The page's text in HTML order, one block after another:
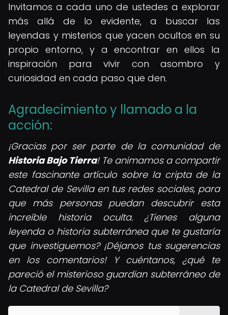
Invitamos a cada uno de ustedes a explorar
más allá de lo evidente, a buscar las
leyendas y misterios que yacen ocultos en su
propio entorno, y a encontrar en ellos la
inspiración para vivir con asombro y
curiosidad en cada paso que den.
Agradecimiento y llamado a la
acción:
¡Gracias por ser parte de la comunidad de
Historia Bajo Tierra! Te animamos a compartir
este fascinante artículo sobre la cripta de la
Catedral de Sevilla en tus redes sociales, para
que más personas puedan descubrir esta
increíble historia oculta. ¿Tienes alguna
leyenda o historia subterránea que te gustaría
que investiguemos? ¡Déjanos tus sugerencias
en los comentarios! Y cuéntanos, ¿qué te
pareció el misterioso guardian subterráneo de
la Catedral de Sevilla?